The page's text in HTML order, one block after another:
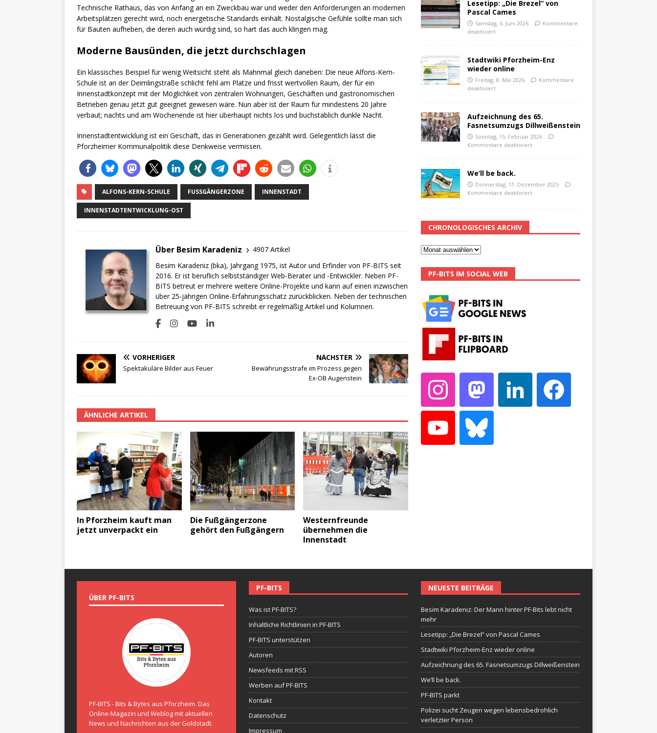
Technische Rathaus, das von Anfang an ein Zweckbau war und weder den Anforderungen an modernen
Arbeitsplätzen gerecht wird, noch energetische Standards einhält. Nostalgische Gefühle sollte man sich
für Bauten aufheben, die deren auch würdig sind, so hart das auch klingen mag.
Moderne Bausünden, die jetzt durchschlagen
Ein klassisches Beispiel für wenig Weitsicht steht als Mahnmal gleich daneben: Die neue Alfons-Kern-
Schule ist an der Deimlingstraße schlicht fehl am Platze und frisst wertvollen Raum, der für ein
Innenstadtkonzept mit der Möglichkeit von zentralen Wohnungen, Geschäften und gastronomischen
Betrieben genau jetzt gut geeignet gewesen wäre. Nun aber ist der Raum für mindestens 20 Jahre
verbaut; nachts und am Wochenende ist hier überhaupt nichts los und buchstäblich dunkle Nacht.
Innenstadtentwicklung ist ein Geschäft, das in Generationen gezählt wird. Gelegentlich lässt die
Pforzheimer Kommunalpolitik diese Denkweise vermissen.
ALFONS-KERN-SCHULE FUSSGÄNGERZONE INNENSTADT
INNENSTADTENTWICKLUNG-OST
Über Besim Karadeniz
4907 Artikel
Besim Karadeniz (bka), Jahrgang 1975, ist Autor und Erfinder von PF-BITS seit
2016. Er ist beruflich selbstständiger Web-Berater und -Entwickler. Neben PF-
BITS betreut er mehrere weitere Online-Projekte und kann auf einen inzwischen
über 25-jährigen Online-Erfahrungsschatz zurückblicken. Neben der technischen
Betreuung von PF-BITS schreibt er regelmäßig Artikel und Kolumnen.
VORHERIGER
Spektakuläre Bilder aus Feuer
NÄCHSTER
Bewährungsstrafe im Prozess gegen
Ex-OB Augenstein
ÄHNLICHE ARTIKEL
In Pforzheim kauft man
jetzt unverpackt ein
Die Fußgängerzone
gehört den Fußgängern
Westernfreunde
übernehmen die
Innenstadt
Lesetipp: „Die Brezel“ von
Pascal Cames
Samstag, 6. Juni 2026
Kommentare
deaktiviert
Stadtwiki Pforzheim-Enz
wieder online
Freitag, 8. Mai 2026
Kommentare
deaktiviert
Aufzeichnung des 65.
Fasnetsumzugs Dillweißenstein
Sonntag, 15. Februar 2026
Kommentare deaktiviert
We’ll be back.
Donnerstag, 11. Dezember 2025
Kommentare deaktiviert
CHRONOLOGISCHES ARCHIV
PF-BITS IM SOCIAL WEB
ÜBER PF-BITS
PF-BITS - Bits & Bytes aus Pforzheim. Das
Online-Magazin und Weblog mit aktuellen
News und Nachrichten aus der Goldstadt.
PF-BITS
Was ist PF-BITS?
Inhaltliche Richtlinien in PF-BITS
PF-BITS unterstützen
Autoren
Newsfeeds mit RSS
Werben auf PF-BITS
Kontakt
Datenschutz
Impressum
NEUESTE BEITRÄGE
Besim Karadeniz: Der Mann hinter PF-Bits lebt nicht
mehr
Lesetipp: „Die Brezel“ von Pascal Cames
Stadtwiki Pforzheim-Enz wieder online
Aufzeichnung des 65. Fasnetsumzugs Dillweißenstein
We’ll be back.
PF-BITS parkt
Polizei sucht Zeugen wegen lebensbedrohlich
verletzter Person